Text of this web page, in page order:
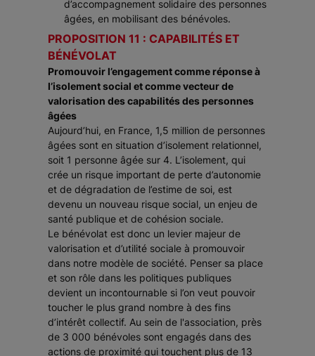
d’accompagnement solidaire des personnes
âgées, en mobilisant des bénévoles.
PROPOSITION 11 : CAPABILITÉS ET
BÉNÉVOLAT
Promouvoir l’engagement comme réponse à
l’isolement social et comme vecteur de
valorisation des capabilités des personnes
âgées
Aujourd’hui, en France, 1,5 million de personnes
âgées sont en situation d’isolement relationnel,
soit 1 personne âgée sur 4. L’isolement, qui
crée un risque important de perte d’autonomie
et de dégradation de l’estime de soi, est
devenu un nouveau risque social, un enjeu de
santé publique et de cohésion sociale.
Le bénévolat est donc un levier majeur de
valorisation et d’utilité sociale à promouvoir
dans notre modèle de société. Penser sa place
et son rôle dans les politiques publiques
devient un incontournable si l’on veut pouvoir
toucher le plus grand nombre à des fins
d’intérêt collectif. Au sein de l'association, près
de 3 000 bénévoles sont engagés dans des
actions de proximité qui touchent plus de 13